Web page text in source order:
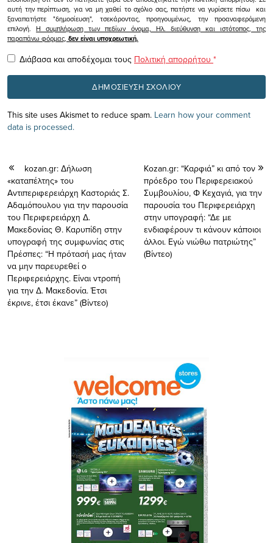
αυτή την περίπτωση, για να μη χαθεί το σχόλιο σας, πατήστε να γυρίσετε πίσω και
ξαναπατήστε "δημοσίευση", τσεκάροντας, προηγουμένως, την προαναφερόμενη
επιλογή.Η συμπλήρωση των πεδίων όνομα, Ηλ. διεύθυνση και ιστότοπος, της
παραπάνω φόρμας, δεν είναι υποχρεωτική.
Διάβασα και αποδέχομαι τους Πολιτική απορρήτου *
This site uses Akismet to reduce spam. Learn how your comment
data is processed.
kozan.gr: Δήλωση
«καταπέλτης» του
Αντιπεριφερειάρχη Καστοριάς Σ.
Αδαμόπουλου για την παρουσία
του Περιφερειάρχη Δ.
Μακεδονίας Θ. Καρυπίδη στην
υπογραφή της συμφωνίας στις
Πρέσπες: “Η πρότασή μας ήταν
να μην παρευρεθεί ο
Περιφερειάρχης. Είναι ντροπή
για την Δ. Μακεδονία. Έτσι
έκρινε, έτσι έκανε” (Βίντεο)
Kozan.gr: “Καρφιά” κι από τον
πρόεδρο του Περιφερειακού
Συμβουλίου, Φ Κεχαγιά, για την
παρουσία του Περιφερειάρχη
στην υπογραφή: “Δε με
ενδιαφέρουν τι κάνουν κάποιοι
άλλοι. Εγώ νιώθω πατριώτης”
(Βίντεο)